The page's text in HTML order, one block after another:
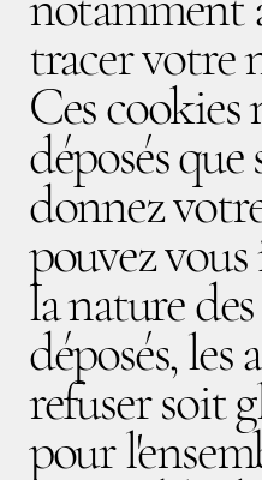
tracer votre
Ces cookies
déposés que
donnez
pouvez
la nature
déposés, les
refuser soit
pour